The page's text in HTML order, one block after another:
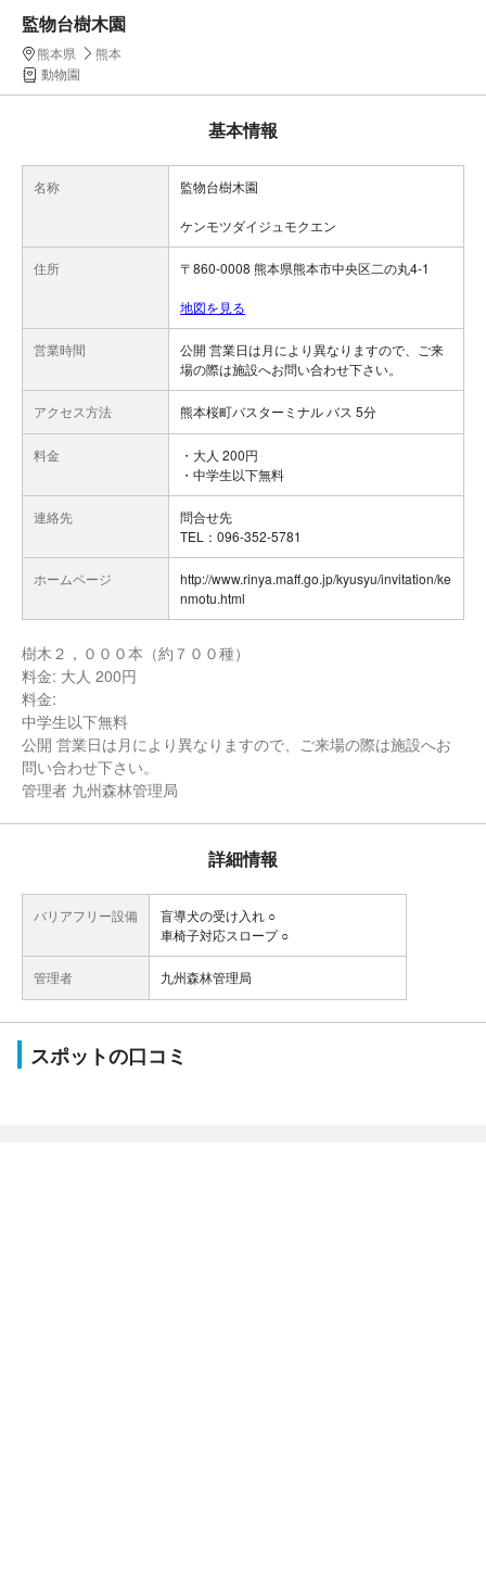
監物台樹木園
熊本県
熊本
動物園
基本情報
名称 監物台樹木園
ケンモツダイジュモクエン
住所 〒860-0008 熊本県熊本市中央区二の丸4-1
地図を見る
営業時間
公開 営業日は月により異なりますので、ご来
場の際は施設へお問い合わせ下さい。
アクセス方法 熊本桜町バスターミナル バス 5分
料金
・大人 200円
・中学生以下無料
連絡先
問合せ先
TEL：096-352-5781
ホームページ
http://www.rinya.maff.go.jp/kyusyu/invitation/ke
nmotu.html
樹木２，０００本（約７００種）
料金: 大人 200円
料金:
中学生以下無料
公開 営業日は月により異なりますので、ご来場の際は施設へお
問い合わせ下さい。
管理者 九州森林管理局
詳細情報
バリアフリー設備
盲導犬の受け入れ ○
車椅子対応スロープ ○
管理者 九州森林管理局
スポットの口コミ